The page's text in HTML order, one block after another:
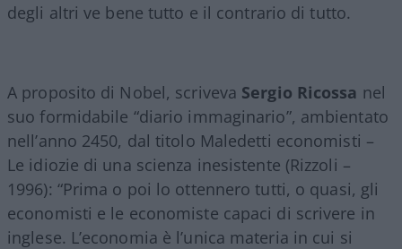
degli altri ve bene tutto e il contrario di tutto.
A proposito di Nobel, scriveva Sergio Ricossa nel
suo formidabile “diario immaginario”, ambientato
nell’anno 2450, dal titolo Maledetti economisti –
Le idiozie di una scienza inesistente (Rizzoli –
1996): “Prima o poi lo ottennero tutti, o quasi, gli
economisti e le economiste capaci di scrivere in
inglese. L’economia è l’unica materia in cui si